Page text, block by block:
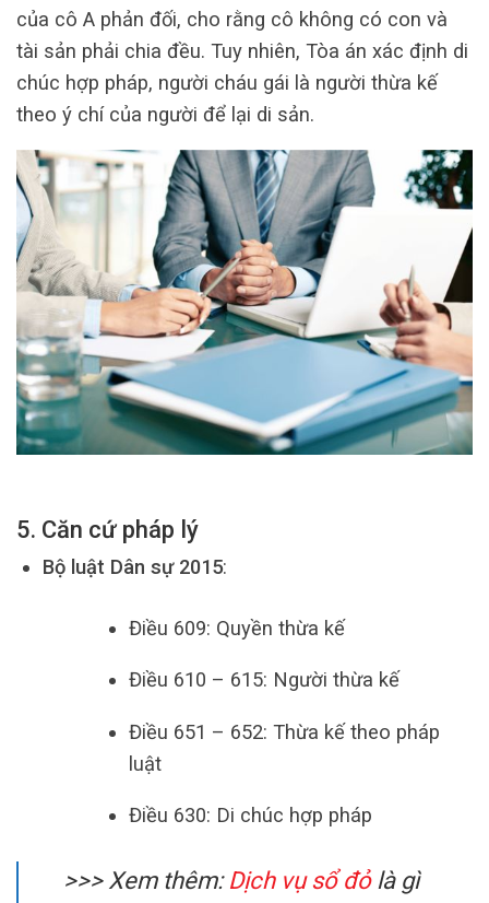
của cô A phản đối, cho rằng cô không có con và
tài sản phải chia đều. Tuy nhiên, Tòa án xác định di
chúc hợp pháp, người cháu gái là người thừa kế
theo ý chí của người để lại di sản.
5. Căn cứ pháp lý
Bộ luật Dân sự 2015:
Điều 609: Quyền thừa kế
Điều 610 – 615: Người thừa kế
Điều 651 – 652: Thừa kế theo pháp
luật
Điều 630: Di chúc hợp pháp
>>> Xem thêm: Dịch vụ sổ đỏlà gì